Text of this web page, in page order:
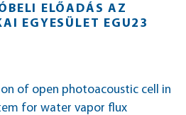
ELŐADÁS AZ
EGYESÜLET EGU23
of open photoacoustic cell in
for water vapor flux